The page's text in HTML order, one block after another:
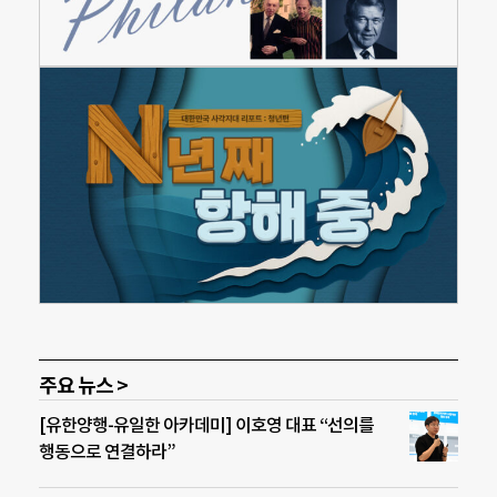
주요 뉴스 >
[유한양행-유일한 아카데미] 이호영 대표 “선의를
행동으로 연결하라”